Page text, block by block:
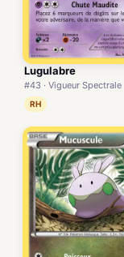
Lugulabre
#43 · Vigueur Spectrale
RH